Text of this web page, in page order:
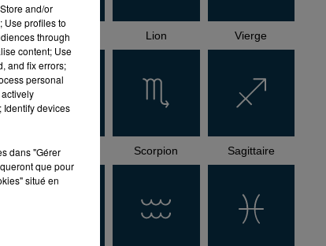
Cancer Lion Vierge
Balance Scorpion Sagittaire
and/or
Use profiles to
through
content; Use
and fix errors;
personal
Identify devices
dans "Gérer
que pour
situé en